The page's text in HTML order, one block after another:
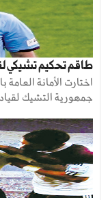
طاقم تحكيم تشيكي
اختارت الأمانة
جمهورية التشيك